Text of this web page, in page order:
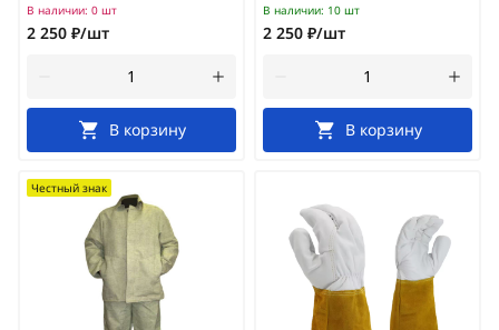
В наличии: 0 шт
2 250 ₽/шт
В корзину
В наличии: 10 шт
2 250 ₽/шт
В корзину
Честный знак